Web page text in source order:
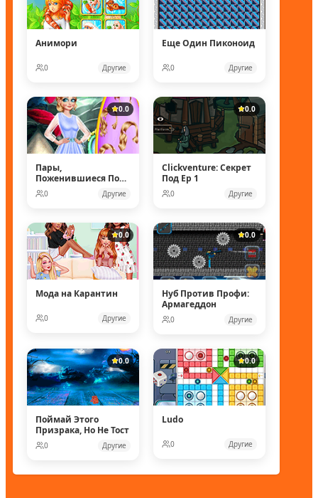
Анимори
0 Другие
Еще Один Пиконоид
0 Другие
0.0
Пары,
Поженившиеся Под
Водой
0 Другие
0.0
Clickventure: Секрет
Под Ep 1
0 Другие
0.0
Мода на Карантин
0 Другие
0.0
Нуб Против Профи:
Армагеддон
0 Другие
0.0
Поймай Этого
Призрака, Но Не Тост
0 Другие
0.0
Ludo
0 Другие